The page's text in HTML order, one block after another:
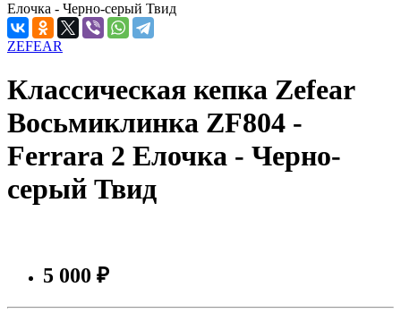
ZEFEAR
Классическая кепка Zefear
Восьмиклинка ZF804 -
Ferrara 2 Елочка - Черно-
серый Твид
5 000 ₽